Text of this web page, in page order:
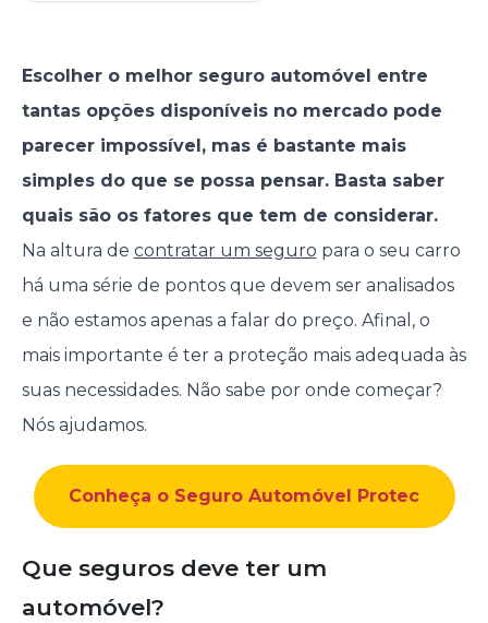
Escolher o melhor seguro automóvel entre
tantas opções disponíveis no mercado pode
parecer impossível, mas é bastante mais
simples do que se possa pensar. Basta saber
quais são os fatores que tem de considerar.
Na altura de contratar um seguro para o seu carro
há uma série de pontos que devem ser analisados
e não estamos apenas a falar do preço. Afinal, o
mais importante é ter a proteção mais adequada às
suas necessidades. Não sabe por onde começar?
Nós ajudamos.
Conheça o Seguro Automóvel Protec
Que seguros deve ter um
automóvel?